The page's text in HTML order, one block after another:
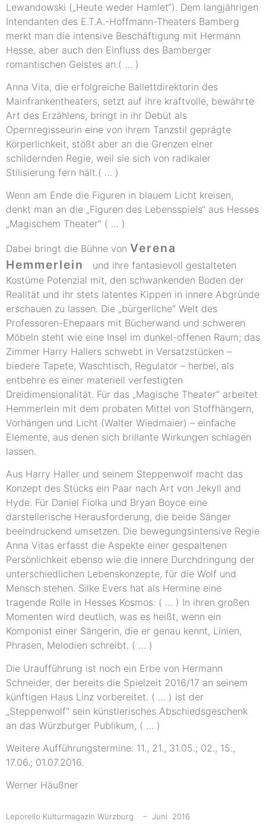
Lewandowski („Heute weder Hamlet“). Dem langjährigen
Intendanten des E.T.A.-Hoffmann-Theaters Bamberg
merkt man die intensive Beschäftigung mit Hermann
Hesse, aber auch den Einfluss des Bamberger
romantischen Geistes an.( … )
Anna Vita, die erfolgreiche Ballettdirektorin des
Mainfrankentheaters, setzt auf ihre kraftvolle, bewährte
Art des Erzählens, bringt in ihr Debüt als
Opernregisseurin eine von ihrem Tanzstil geprägte
Körperlichkeit, stößt aber an die Grenzen einer
schildernden Regie, weil sie sich von radikaler
Stilisierung fern hält.( … )
Wenn am Ende die Figuren in blauem Licht kreisen,
denkt man an die „Figuren des Lebensspiels“ aus Hesses
„Magischem Theater“ ( … )
Dabei bringt die Bühne von Verena
Hemmerlein
und ihre fantasievoll gestalteten
Kostüme Potenzial mit, den schwankenden Boden der
Realität und ihr stets latentes Kippen in innere Abgründe
erschauen zu lassen. Die „bürgerliche“ Welt des
Professoren-Ehepaars mit Bücherwand und schweren
Möbeln steht wie eine Insel im dunkel-offenen Raum; das
Zimmer Harry Hallers schwebt in Versatzstücken –
biedere Tapete, Waschtisch, Regulator – herbei, als
entbehre es einer materiell verfestigten
Dreidimensionalität. Für das „Magische Theater“ arbeitet
Hemmerlein mit dem probaten Mittel von Stoffhängern,
Vorhängen und Licht (Walter Wiedmaier) – einfache
Elemente, aus denen sich brillante Wirkungen schlagen
lassen.
Aus Harry Haller und seinem Steppenwolf macht das
Konzept des Stücks ein Paar nach Art von Jekyll and
Hyde. Für Daniel Fiolka und Bryan Boyce eine
darstellerische Herausforderung, die beide Sänger
beeindruckend umsetzen. Die bewegungsintensive Regie
Anna Vitas erfasst die Aspekte einer gespaltenen
Persönlichkeit ebenso wie die innere Durchdringung der
unterschiedlichen Lebenskonzepte, für die Wolf und
Mensch stehen. Silke Evers hat als Hermine eine
tragende Rolle in Hesses Kosmos: ( … ) In ihren großen
Momenten wird deutlich, was es heißt, wenn ein
Komponist einer Sängerin, die er genau kennt, Linien,
Phrasen, Melodien schreibt. ( … )
Die Uraufführung ist noch ein Erbe von Hermann
Schneider, der bereits die Spielzeit 2016/17 an seinem
künftigen Haus Linz vorbereitet. ( … ) ist der
„Steppenwolf“ sein künstlerisches Abschiedsgeschenk
an das Würzburger Publikum, ( … )
Weitere Aufführungstermine: 11., 21., 31.05.; 02., 15.,
17.06.; 01.07.2016.
Werner Häußner
Leporello Kulturmagazin Würzburg – Juni 2016